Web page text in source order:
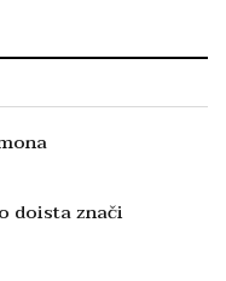
doista znači